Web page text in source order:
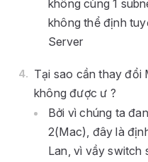
không cùng 1
không thể định
Server
Tại sao cần thay đổi
không được ư ?
Bởi vì chúng ta
2(Mac), đây là
Lan, vì vầy switch